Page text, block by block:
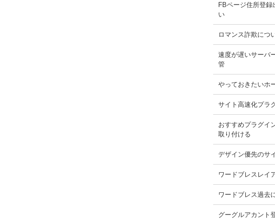
FBページ住所登録
い
ロマンス詐欺につ
速度が遅いサーバ
管
やっておきたいホ
サイト高速化プラ
おすすめプラグイ
取り付ける
デザイン優先のサ
ワードブレスレイ
ワードブレス過去
グーグルアカント